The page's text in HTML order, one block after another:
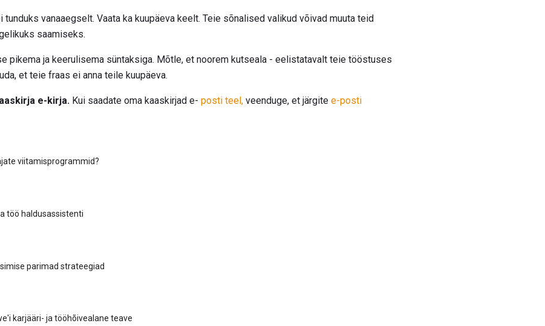
vanaaegselt. Vaata ka kuupäeva keelt. Teie sõnalised valikud võivad muuta teid
saamiseks.
pikema ja keerulisema süntaksiga. Mõtle, et noorem kutseala - eelistatavalt teie tööstuses
et teie fraas ei anna teile kuupäeva.
e-kirja. Kui saadate oma kaaskirjad e- posti teel, veenduge, et järgite e-posti
viitamisprogrammid?
töö haldusassistenti
parimad strateegiad
karjääri- ja tööhõivealane teave